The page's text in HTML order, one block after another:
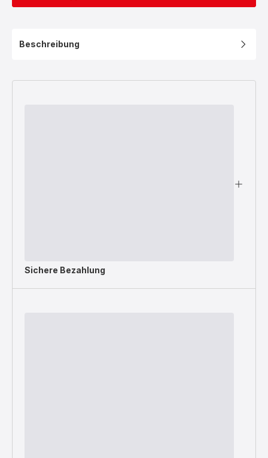
Beschreibung
Sichere Bezahlung